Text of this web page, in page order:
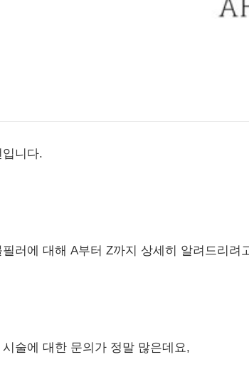
니다.
러에 대해 A부터 Z까지 상세히 알려드리려
술에 대한 문의가 정말 많은데요,